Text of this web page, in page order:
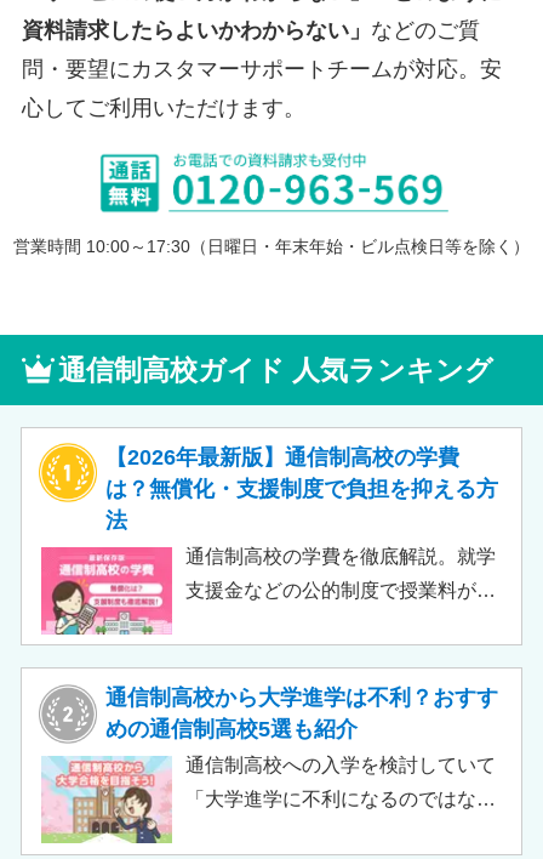
資料請求したらよいかわからない」 などのご質
問・要望にカスタマーサポートチームが対応。安
心してご利用いただけます。
営業時間 10:00～17:30（日曜日・年末年始・ビル点検日等を除く）
通信制高校ガイド 人気ランキング
【2026年最新版】通信制高校の学費
は？無償化・支援制度で負担を抑える方
法
通信制高校の学費を徹底解説。就学
支援金などの公的制度で授業料が実
目安、申請時の注意点などをわかり
やすく解説します。費用負担を抑え
られるのでチェックしてみましょ
う。
通信制高校から大学進学は不利？おすす
めの通信制高校5選も紹介
通信制高校への入学を検討していて
「大学進学に不利になるのではない